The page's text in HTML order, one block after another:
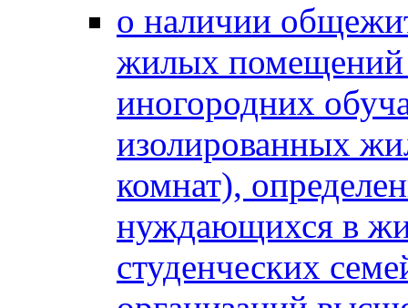
о наличии
жилых помещений
иногородних
изолированных
комнат),
нуждающихся в
студенческих